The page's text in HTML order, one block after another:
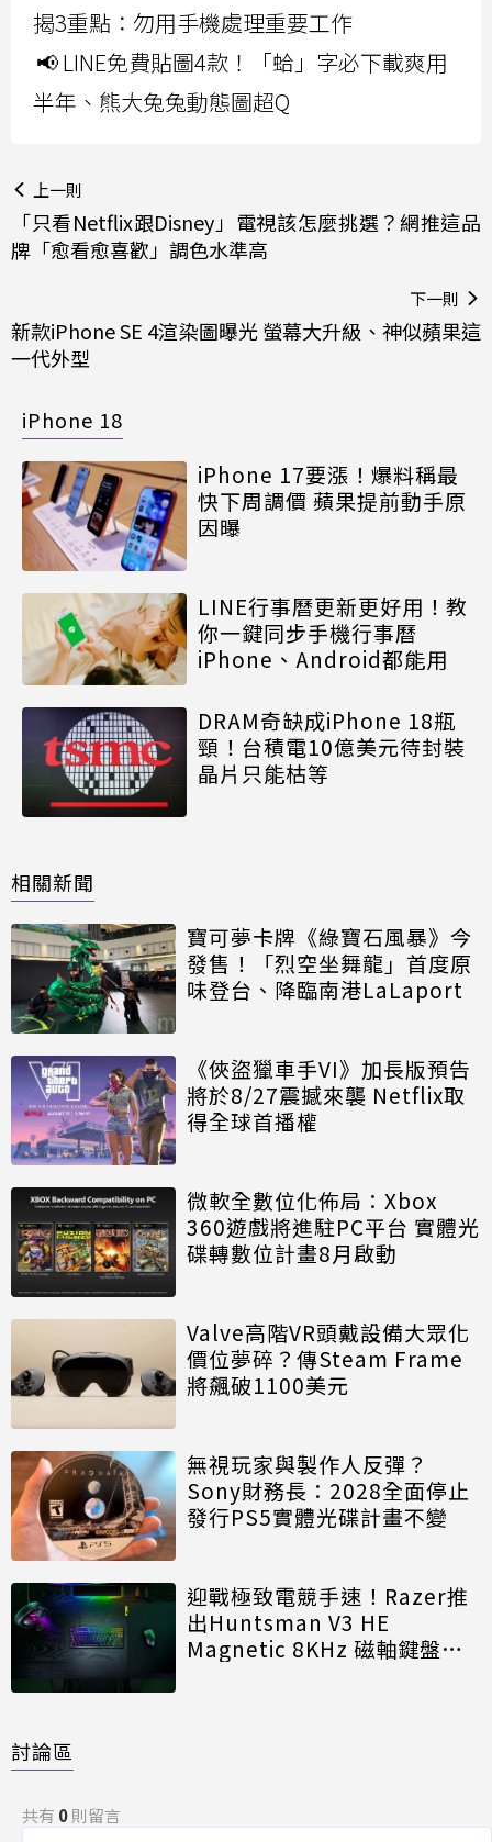
揭3重點：勿用手機處理重要工作
📢 LINE免費貼圖4款！「蛤」字必下載爽用
半年、熊大兔兔動態圖超Q
上一則
「只看Netflix跟Disney」電視該怎麼挑選？網推這品
牌「愈看愈喜歡」調色水準高
下一則
新款iPhone SE 4渲染圖曝光 螢幕大升級、神似蘋果這
一代外型
iPhone 18
iPhone 17要漲！爆料稱最
快下周調價 蘋果提前動手原
因曝
LINE行事曆更新更好用！教
你一鍵同步手機行事曆
iPhone、Android都能用
DRAM奇缺成iPhone 18瓶
頸！台積電10億美元待封裝
晶片只能枯等
相關新聞
寶可夢卡牌《綠寶石風暴》今
發售！「烈空坐舞龍」首度原
味登台、降臨南港LaLaport
《俠盜獵車手VI》加長版預告
將於8/27震撼來襲 Netflix取
得全球首播權
微軟全數位化佈局：Xbox
360遊戲將進駐PC平台 實體光
碟轉數位計畫8月啟動
Valve高階VR頭戴設備大眾化
價位夢碎？傳Steam Frame
將飆破1100美元
無視玩家與製作人反彈？
Sony財務長：2028全面停止
發行PS5實體光碟計畫不變
迎戰極致電競手速！Razer推
出Huntsman V3 HE
Magnetic 8KHz 磁軸鍵盤效
討論區
共有 0則留言